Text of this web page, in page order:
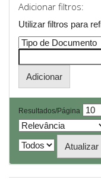
Adicionar filtros:
Utilizar filtros para
Resultados/Página